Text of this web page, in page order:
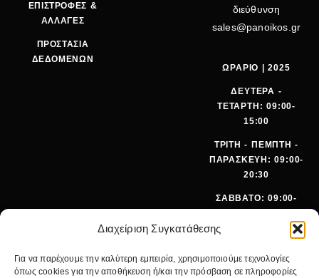
Διαχείριση Συγκατάθεσης
Για να παρέχουμε την καλύτερη εμπειρία, χρησιμοποιούμε τεχνολογίες
όπως cookies για την αποθήκευση ή/και την πρόσβαση σε πληροφορίες
ΕΠΙΣΤΡΟΦΕΣ &
ΑΛΛΑΓΕΣ
ΠΡΟΣΤΑΣΙΑ
ΔΕΔΟΜΕΝΩΝ
διεύθυνση
sales@panoikos.gr
ΩΡΑΡΙΟ | 2025
ΔΕΥΤΕΡΑ -
ΤΕΤΑΡΤΗ: 09:00-
15:00
ΤΡΙΤΗ - ΠΕΜΠΤΗ -
ΠΑΡΑΣΚΕΥΗ: 09:00-
20:30
ΣΑΒΒΑΤΟ: 09:00-
ΩΝΟ:
642 9062